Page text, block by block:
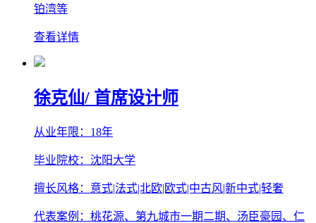
铂湾等
查看详情
徐克仙/ 首席设计师
从业年限：18年
毕业院校：沈阳大学
擅长风格：意式|法式|北欧|欧式|中古风|新中式|轻奢
代表案例：桃花源、第九城市一期二期、汤臣豪园、仁